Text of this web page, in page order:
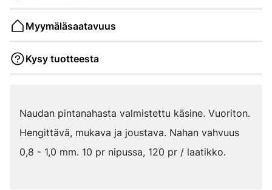
Myymäläsaatavuus
Kysy tuotteesta
Naudan pintanahasta valmistettu käsine. Vuoriton.
Hengittävä, mukava ja joustava. Nahan vahvuus
0,8 - 1,0 mm. 10 pr nipussa, 120 pr / laatikko.